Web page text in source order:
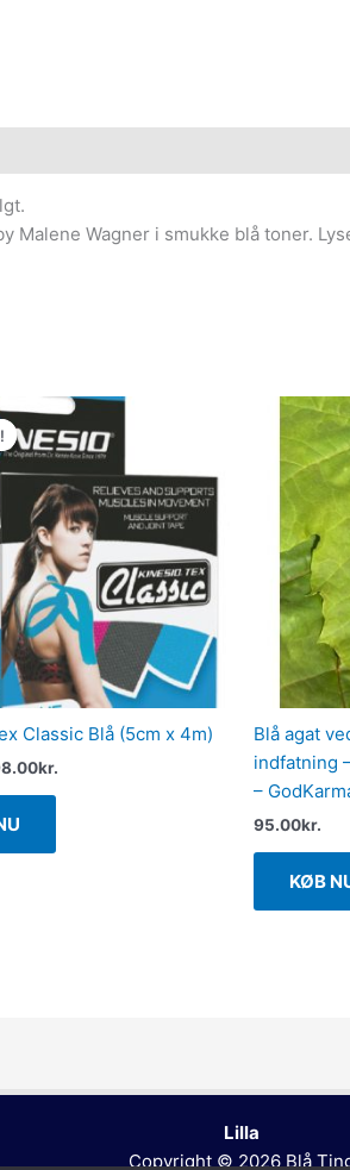
Malene Wagner i smukke blå toner.
Classic Blå (5cm x 4m)
kr.
Den
pris
98.00kr..
Blå agat
indfatning
–
95.00kr.
KØB
Lilla
Copyright © 2026Blå